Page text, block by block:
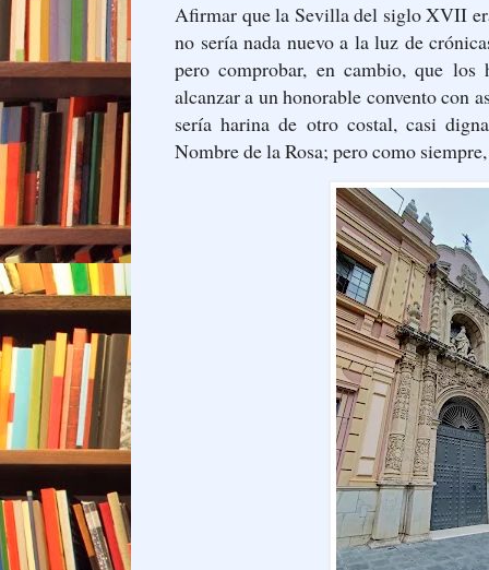
Afirmar que la Sevilla del siglo XVII
no sería nada nuevo a la luz de
pero comprobar, en cambio, que los
alcanzar a un honorable convento con
sería harina de otro costal, casi
Nombre de la Rosa; pero como